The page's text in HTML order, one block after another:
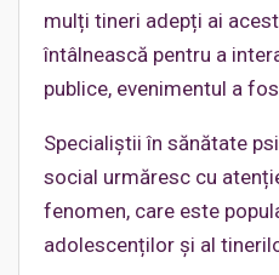
mulți tineri adepți ai
întâlnească pentru a
publice, evenimentul a
Specialiștii în sănătate
social urmăresc cu
fenomen, care este
adolescenților și al